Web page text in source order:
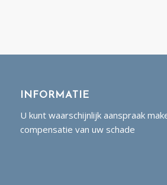
INFORMATIE
U kunt waarschijnlijk aanspraak
compensatie van uw schade